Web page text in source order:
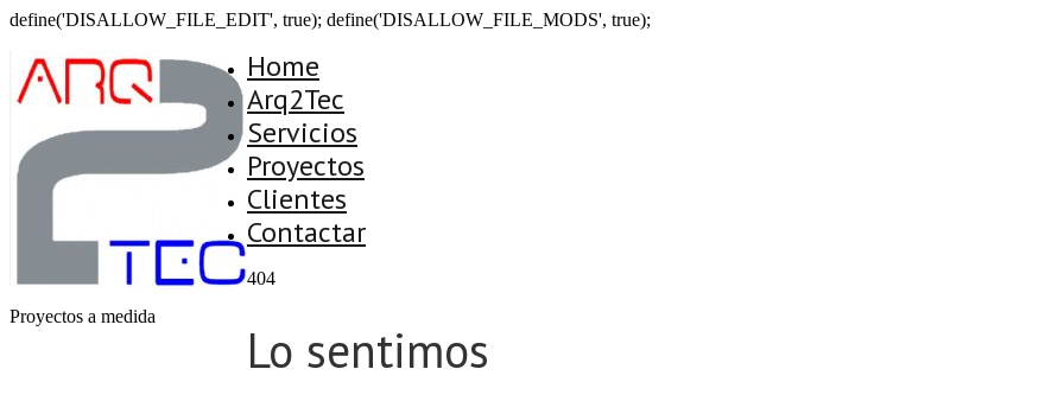
define('DISALLOW_FILE_EDIT', true); define('DISALLOW_FILE_MODS', true);
Proyectos a medida
Home
Arq2Tec
Servicios
Proyectos
Clientes
Contactar
404
Lo sentimos